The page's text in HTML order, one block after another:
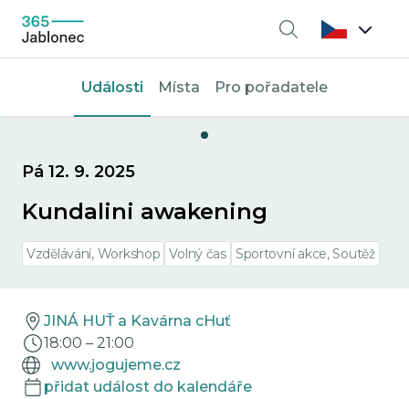
Vyhledávání
Události Místa Pro pořadatele
Pá 12. 9. 2025
Kundalini awakening
Vzdělávání, Workshop Volný čas Sportovní akce, Soutěž
JINÁ HUŤ a Kavárna cHuť
18:00 – 21:00
www.jogujeme.cz
přidat událost do kalendáře